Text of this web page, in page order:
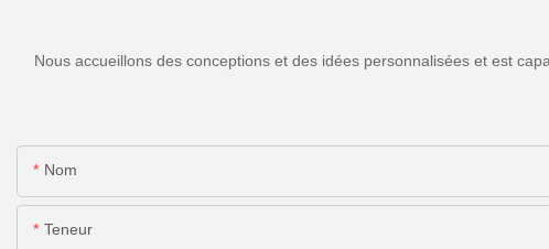
Nous accueillons des conceptions et des idées personnalisées et est
Nom
Teneur